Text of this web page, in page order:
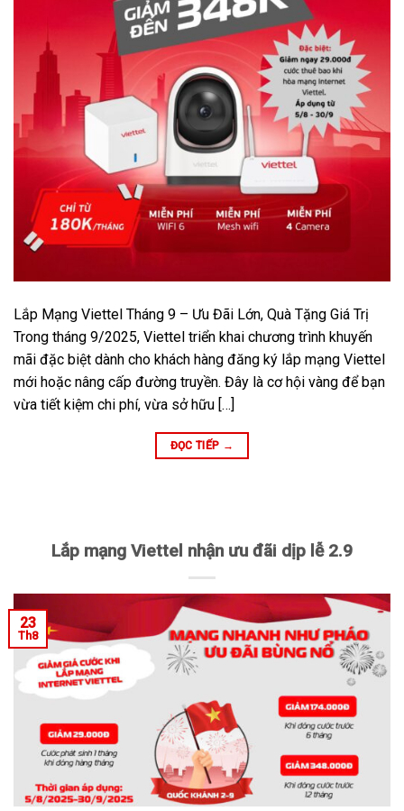
Lắp Mạng Viettel Tháng 9 – Ưu Đãi Lớn, Quà Tặng Giá Trị
Trong tháng 9/2025, Viettel triển khai chương trình khuyến
mãi đặc biệt dành cho khách hàng đăng ký lắp mạng Viettel
mới hoặc nâng cấp đường truyền. Đây là cơ hội vàng để bạn
vừa tiết kiệm chi phí, vừa sở hữu […]
ĐỌC TIẾP →
Lắp mạng Viettel nhận ưu đãi dịp lễ 2.9
23
Th8